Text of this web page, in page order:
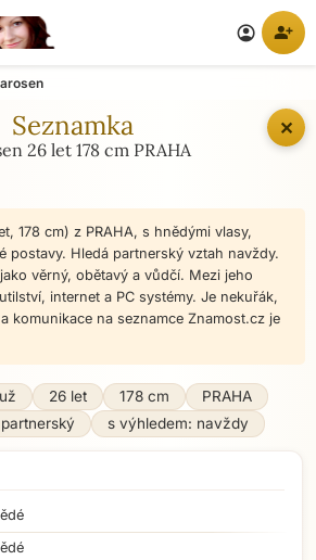
account_circle person_add
✕
Seznamka
26 let 178 cm PRAHA
178 cm) z PRAHA, s hnědými vlasy,
postavy. Hledá partnerský vztah navždy.
věrný, obětavý a vůdčí. Mezi jeho
internet a PC systémy. Je nekuřák,
komunikace na seznamce Znamost.cz je
26 let 178 cm
PRAHA
s výhledem: navždy